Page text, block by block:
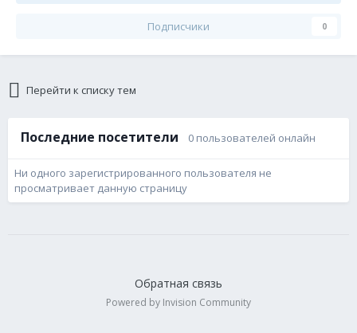
Подписчики 0
Перейти к списку тем
Последние посетители 0 пользователей онлайн
Ни одного зарегистрированного пользователя не
просматривает данную страницу
Обратная связь
Powered by Invision Community